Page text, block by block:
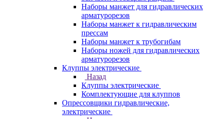
Наборы манжет для гидравлических
арматурорезов
Наборы манжет к гидравлическим
прессам
Наборы манжет к трубогибам
Наборы ножей для гидравлических
арматурорезов
Клуппы электрические
Назад
Клуппы электрические
Комплектующие для клуппов
Опрессовщики гидравлические,
электрические